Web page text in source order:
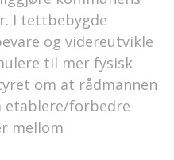
I tettbebygde
og videreutvikle
til mer fysisk
om at rådmannen
forbedre
mellom